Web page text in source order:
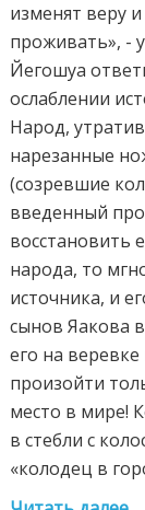
изменят веру
проживать», -
Йегошуа
ослаблении
Народ,
нарезанные
(созревшие
введенный
восстановить
народа, то
источника, и
сынов Яакова
его на
произойти
место в мире!
в стебли с
«колодец в